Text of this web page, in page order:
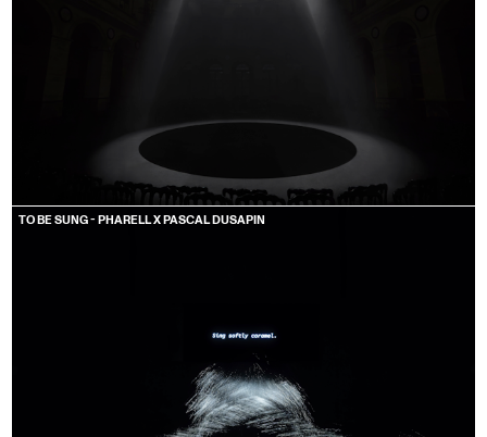
TO BE SUNG - PHARELL X PASCAL DUSAPIN